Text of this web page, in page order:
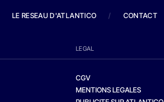
LE RESEAU D'ATLANTICO / CONTACT
LEGAL
CGV
MENTIONS LEGALES